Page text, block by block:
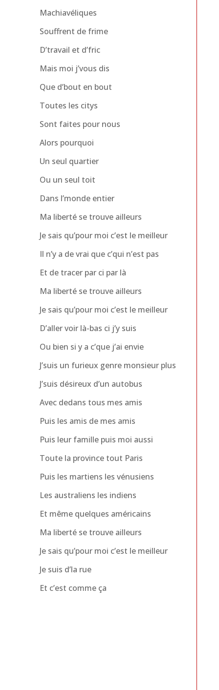
Machiavéliques
Souffrent de frime
D’travail et d’fric
Mais moi j’vous dis
Que d’bout en bout
Toutes les citys
Sont faites pour nous
Alors pourquoi
Un seul quartier
Ou un seul toit
Dans l’monde entier
Ma liberté se trouve ailleurs
Je sais qu’pour moi c’est le meilleur
Il n’y a de vrai que c’qui n’est pas
Et de tracer par ci par là
Ma liberté se trouve ailleurs
Je sais qu’pour moi c’est le meilleur
D’aller voir là-bas ci j’y suis
Ou bien si y a c’que j’ai envie
J’suis un furieux genre monsieur plus
J’suis désireux d’un autobus
Avec dedans tous mes amis
Puis les amis de mes amis
Puis leur famille puis moi aussi
Toute la province tout Paris
Puis les martiens les vénusiens
Les australiens les indiens
Et même quelques américains
Ma liberté se trouve ailleurs
Je sais qu’pour moi c’est le meilleur
Je suis d’la rue
Et c’est comme ça